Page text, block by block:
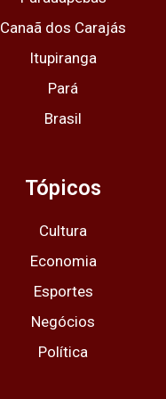
Canaã dos Carajás
Itupiranga
Pará
Brasil
Tópicos
Cultura
Economia
Esportes
Negócios
Política